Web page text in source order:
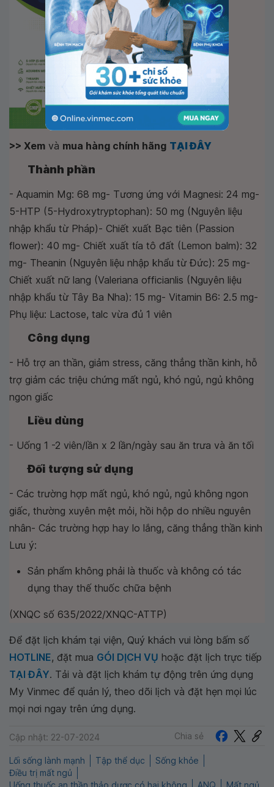
>> Xem và mua hàng chính hãng TẠI ĐÂY
Thành phần
- Aquamin Mg: 68 mg- Tương ứng với Magnesi: 24 mg-
5-HTP (5-Hydroxytryptophan): 50 mg (Nguyên liệu
nhập khẩu từ Pháp)- Chiết xuất Bạc tiên (Passion
flower): 40 mg- Chiết xuất tía tô đất (Lemon balm): 32
mg- Theanin (Nguyên liệu nhập khẩu từ Đức): 25 mg-
Chiết xuất nữ lang (Valeriana officianlis (Nguyên liệu
nhập khẩu từ Tây Ba Nha): 15 mg- Vitamin B6: 2.5 mg-
Phụ liệu: Lactose, talc vừa đủ 1 viên
Công dụng
- Hỗ trợ an thần, giảm stress, căng thẳng thần kinh, hỗ
trợ giảm các triệu chứng mất ngủ, khó ngủ, ngủ không
ngon giấc
Liều dùng
- Uống 1 -2 viên/lần x 2 lần/ngày sau ăn trưa và ăn tối
Đối tượng sử dụng
- Các trường hợp mất ngủ, khó ngủ, ngủ không ngon
giấc, thường xuyên mệt mỏi, hồi hộp do nhiều nguyên
nhân- Các trường hợp hay lo lắng, căng thẳng thần kinh
Lưu ý:
Sản phẩm không phải là thuốc và không có tác
dụng thay thế thuốc chữa bệnh
(XNQC số 635/2022/XNQC-ATTP)
Để đặt lịch khám tại viện, Quý khách vui lòng bấm số
HOTLINE, đặt mua GÓI DỊCH VỤ hoặc đặt lịch trực tiếp
TẠI ĐÂY. Tải và đặt lịch khám tự động trên ứng dụng
My Vinmec để quản lý, theo dõi lịch và đặt hẹn mọi lúc
mọi nơi ngay trên ứng dụng.
Cập nhật: 22-07-2024 Chia sẻ
Lối sống lành mạnh Tập thể dục
Sống khỏe
Điều trị mất ngủ